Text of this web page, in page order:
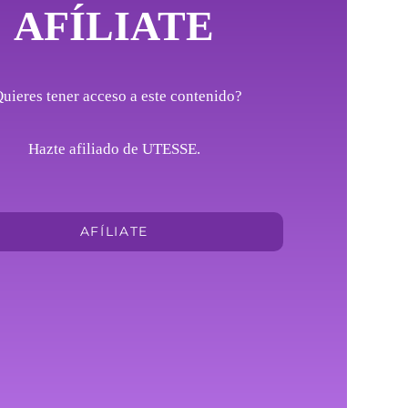
AFÍLIATE
tener acceso a este contenido?
Hazte afiliado de UTESSE.
AFÍLIATE